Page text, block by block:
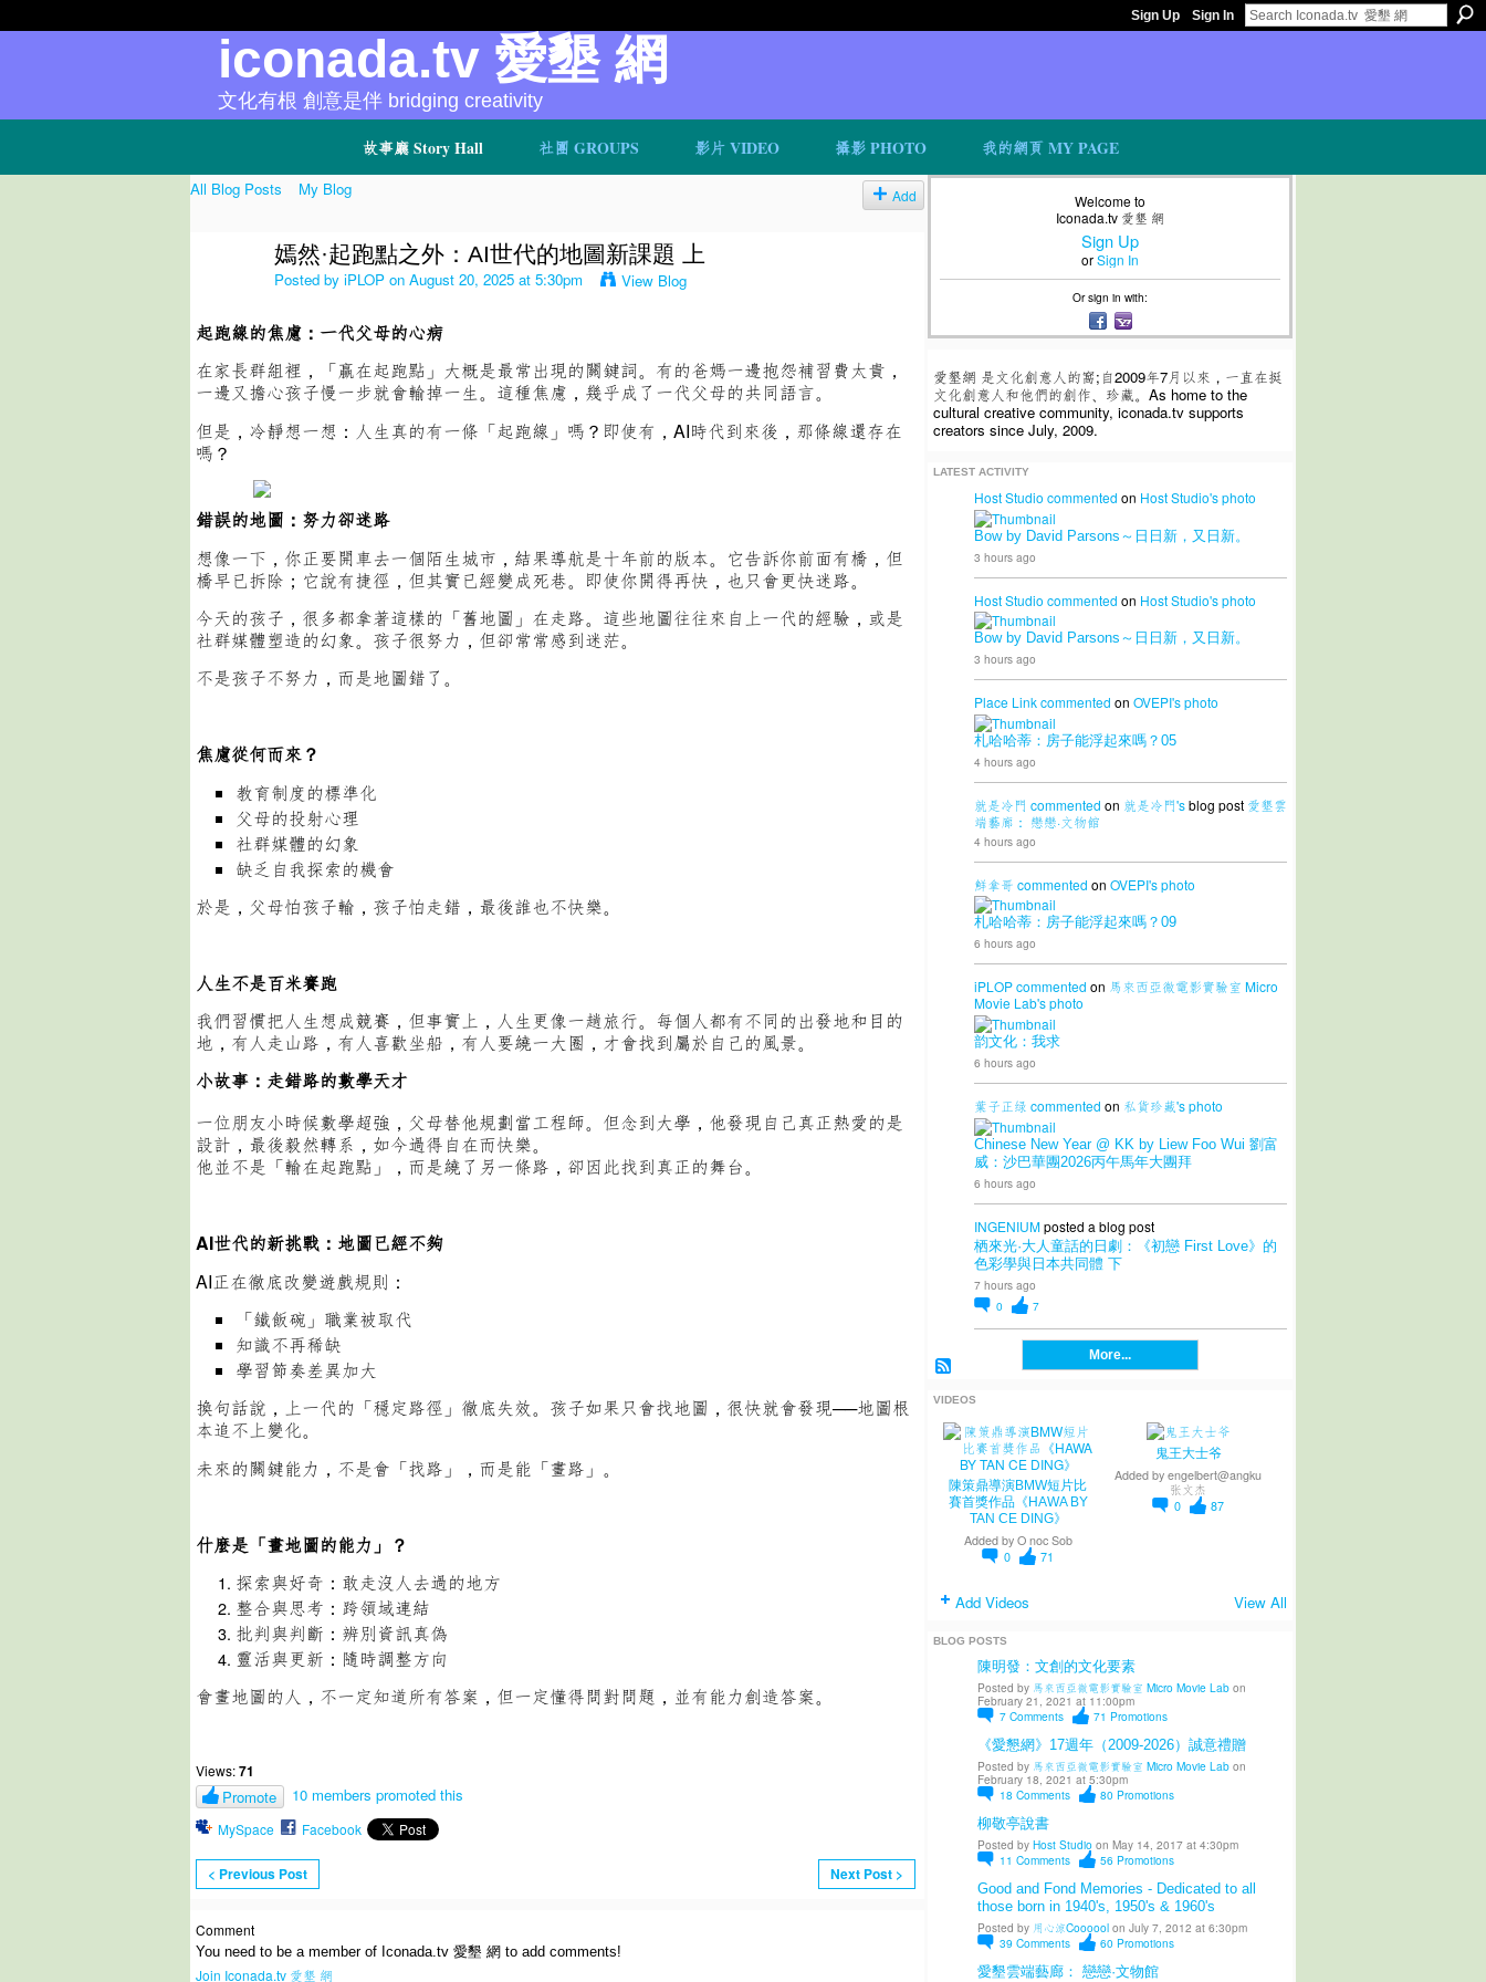
Sign Up Sign In
故事廳 Story Hall 社團 GROUPS 影片 VIDEO 攝影 PHOTO 我的網頁 MY PAGE
iconada.tv 愛墾 網
文化有根 創意是伴 bridging creativity
All Blog Posts My Blog Add
嫣然·起跑點之外：AI世代的地圖新課題 上
Posted by iPLOP on August 20, 2025 at 5:30pm View Blog
起跑線的焦慮：一代父母的心病
在家長群組裡，「贏在起跑點」大概是最常出現的關鍵詞。有的爸媽一邊抱怨補習費太貴，
一邊又擔心孩子慢一步就會輸掉一生。這種焦慮，幾乎成了一代父母的共同語言。
但是，冷靜想一想：人生真的有一條「起跑線」嗎？即使有，AI時代到來後，那條線還存在
嗎？
錯誤的地圖：努力卻迷路
想像一下，你正要開車去一個陌生城市，結果導航是十年前的版本。它告訴你前面有橋，但
橋早已拆除；它說有捷徑，但其實已經變成死巷。即使你開得再快，也只會更快迷路。
今天的孩子，很多都拿著這樣的「舊地圖」在走路。這些地圖往往來自上一代的經驗，或是
社群媒體塑造的幻象。孩子很努力，但卻常常感到迷茫。
不是孩子不努力，而是地圖錯了。
焦慮從何而來？
教育制度的標準化
父母的投射心理
社群媒體的幻象
缺乏自我探索的機會
於是，父母怕孩子輸，孩子怕走錯，最後誰也不快樂。
人生不是百米賽跑
我們習慣把人生想成競賽，但事實上，人生更像一趟旅行。每個人都有不同的出發地和目的
地，有人走山路，有人喜歡坐船，有人要繞一大圈，才會找到屬於自己的風景。
小故事：走錯路的數學天才
一位朋友小時候數學超強，父母替他規劃當工程師。但念到大學，他發現自己真正熱愛的是
設計，最後毅然轉系，如今過得自在而快樂。
他並不是「輸在起跑點」，而是繞了另一條路，卻因此找到真正的舞台。
AI世代的新挑戰：地圖已經不夠
AI正在徹底改變遊戲規則：
「鐵飯碗」職業被取代
知識不再稀缺
學習節奏差異加大
換句話說，上一代的「穩定路徑」徹底失效。孩子如果只會找地圖，很快就會發現──地圖根
本追不上變化。
未來的關鍵能力，不是會「找路」，而是能「畫路」。
什麼是「畫地圖的能力」？
探索與好奇：敢走沒人去過的地方
整合與思考：跨領域連結
批判與判斷：辨別資訊真偽
靈活與更新：隨時調整方向
會畫地圖的人，不一定知道所有答案，但一定懂得問對問題，並有能力創造答案。
Views:71
Promote 10 members promoted this
MySpace Facebook
< Previous Post Next Post >
Comment
You need to be a member of Iconada.tv 愛墾 網 to add comments!
Join Iconada.tv 愛墾 網
Welcome to
Iconada.tv 愛墾 網
Sign Up
orSign In
Or sign in with:
愛墾網 是文化創意人的窩;自2009年7月以來，一直在挺
文化創意人和他們的創作、珍藏。As home to the
cultural creative community, iconada.tv supports
creators since July, 2009.
LATEST ACTIVITY
Host Studio commented on Host Studio'sphoto
Bow by David Parsons～日日新，又日新。
3 hours ago
Host Studio commented on Host Studio'sphoto
Bow by David Parsons～日日新，又日新。
3 hours ago
Place Linkcommented on OVEPI'sphoto
札哈哈蒂：房子能浮起來嗎？05
4 hours ago
就是冷門 commented on 就是冷門'sblog post 愛墾雲
端藝廊： 戀戀·文物館
4 hours ago
鮮拿哥 commented on OVEPI'sphoto
札哈哈蒂：房子能浮起來嗎？09
6 hours ago
iPLOPcommented on 馬來西亞微電影實驗室 Micro
Movie Lab'sphoto
韵文化：我求
6 hours ago
葉子正绿 commented on 私貨珍藏'sphoto
Chinese New Year @ KK by Liew Foo Wui 劉富
威：沙巴華團2026丙午馬年大團拜
6 hours ago
INGENIUMposted a blog post
栖來光·大人童話的日劇：《初戀 First Love》的
色彩學與日本共同體 下
7 hours ago
0
7
More...
VIDEOS
陳策鼎導演BMW短片比
賽首獎作品《HAWA BY
TAN CE DING》
Added by O noc Sob
0
71
鬼王大士爷
Added byengelbert@angku
张文杰
0
87
Add Videos View All
BLOG POSTS
陳明發：文創的文化要素
Posted by 馬來西亞微電影實驗室 Micro Movie Labon
February 21, 2021 at 11:00pm
7 Comments 71 Promotions
《愛懇網》17週年（2009-2026）誠意禮贈
Posted by 馬來西亞微電影實驗室 Micro Movie Labon
February 18, 2021 at 5:30pm
18 Comments 80 Promotions
柳敬亭說書
Posted by Host Studioon May 14, 2017 at 4:30pm
11 Comments 56 Promotions
Good and Fond Memories - Dedicated to all
those born in 1940's, 1950's & 1960's
Posted by 用心涼Cooooolon July 7, 2012 at 6:30pm
39 Comments 60 Promotions
愛墾雲端藝廊： 戀戀·文物館